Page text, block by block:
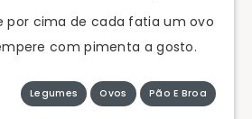
por cima de cada fatia um ovo
com pimenta a gosto.
Legumes Ovos Pão E Broa